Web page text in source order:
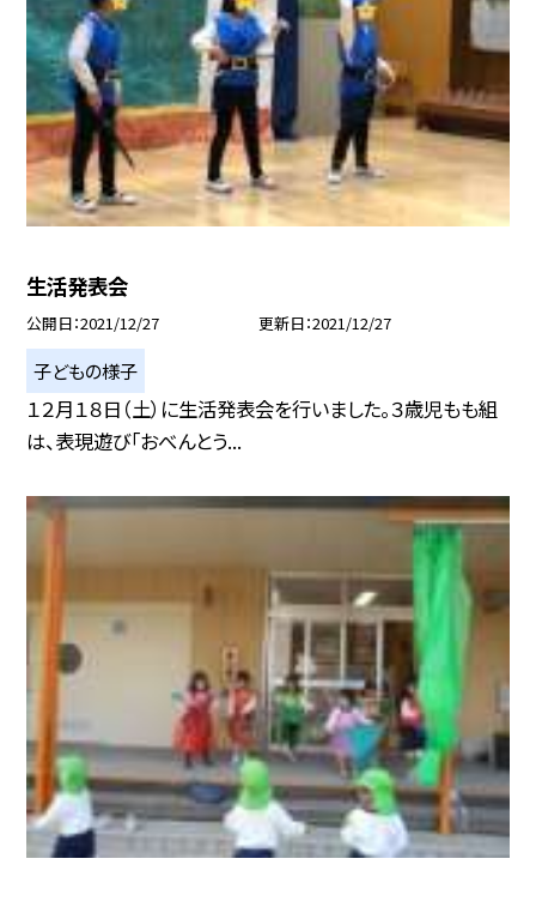
生活発表会
公開日 2021/12/27 更新日 2021/12/27
子どもの様子
１２月１８日（土）に生活発表会を行いました。３歳児もも組
は、表現遊び「おべんとう...